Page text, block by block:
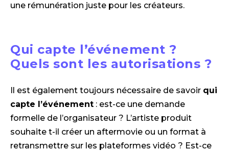
une rémunération juste pour les créateurs.
Qui capte l’événement ?
Quels sont les autorisations ?
Il est également toujours nécessaire de savoir qui
capte l’événement : est-ce une demande
formelle de l’organisateur ? L’artiste produit
souhaite t-il créer un aftermovie ou un format à
retransmettre sur les plateformes vidéo ? Est-ce